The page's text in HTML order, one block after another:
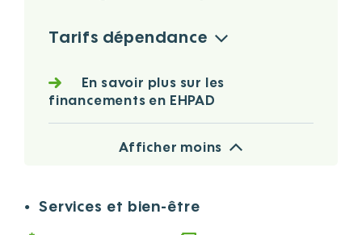
Tarifs dépendance
En savoir plus sur les
financements en EHPAD
Afficher moins
● Services et bien-être